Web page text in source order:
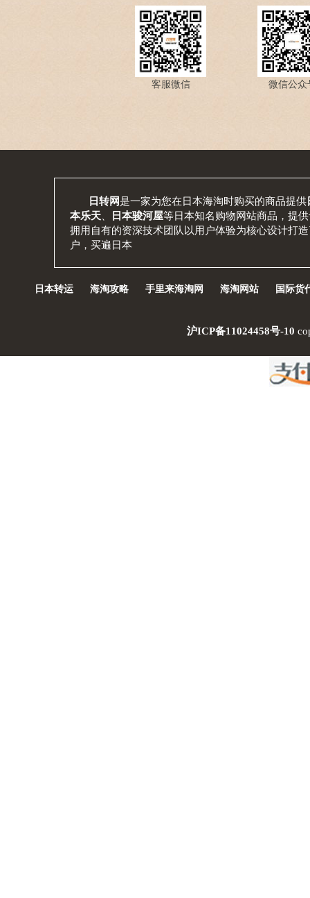
客服微信 微信公众
日转网是一家为您在日本海淘时购买的商品提供
本乐天、 日本骏河屋等日本知名购物网站商品，提
拥用自有的资深技术团队以用户体验为核心设计打
户，买遍日本
日本转运 海淘攻略 手里来海淘网 海淘网站 国际货
沪ICP备11024458号-10